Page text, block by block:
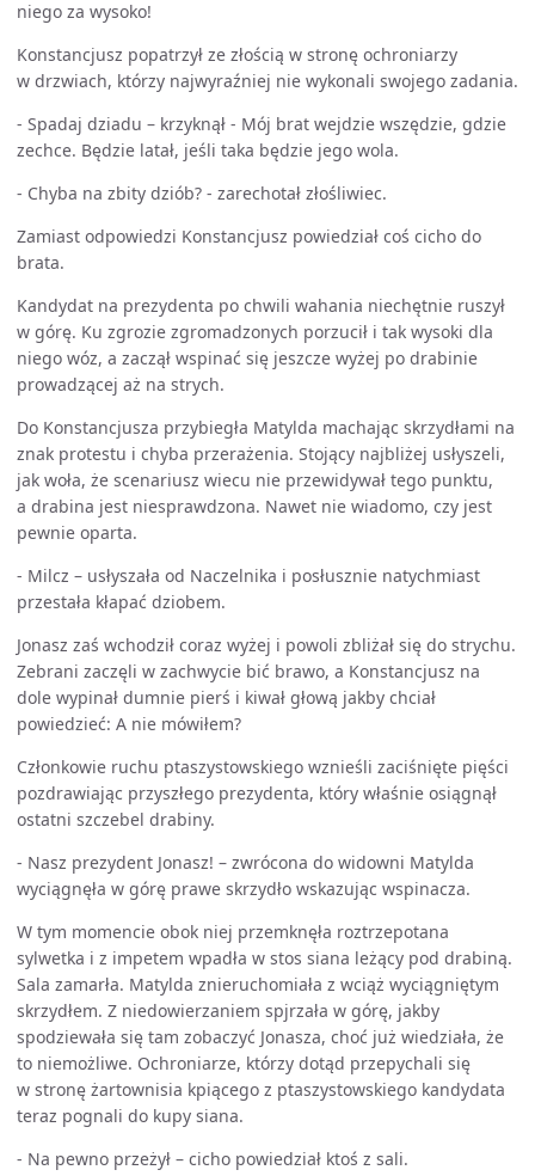
niego za wysoko!
Konstancjusz popatrzył ze złością w stronę ochroniarzy
w drzwiach, którzy najwyraźniej nie wykonali swojego zadania.
- Spadaj dziadu – krzyknął - Mój brat wejdzie wszędzie, gdzie
zechce. Będzie latał, jeśli taka będzie jego wola.
- Chyba na zbity dziób? - zarechotał złośliwiec.
Zamiast odpowiedzi Konstancjusz powiedział coś cicho do
brata.
Kandydat na prezydenta po chwili wahania niechętnie ruszył
w górę. Ku zgrozie zgromadzonych porzucił i tak wysoki dla
niego wóz, a zaczął wspinać się jeszcze wyżej po drabinie
prowadzącej aż na strych.
Do Konstancjusza przybiegła Matylda machając skrzydłami na
znak protestu i chyba przerażenia. Stojący najbliżej usłyszeli,
jak woła, że scenariusz wiecu nie przewidywał tego punktu,
a drabina jest niesprawdzona. Nawet nie wiadomo, czy jest
pewnie oparta.
- Milcz – usłyszała od Naczelnika i posłusznie natychmiast
przestała kłapać dziobem.
Jonasz zaś wchodził coraz wyżej i powoli zbliżał się do strychu.
Zebrani zaczęli w zachwycie bić brawo, a Konstancjusz na
dole wypinał dumnie pierś i kiwał głową jakby chciał
powiedzieć: A nie mówiłem?
Członkowie ruchu ptaszystowskiego wznieśli zaciśnięte pięści
pozdrawiając przyszłego prezydenta, który właśnie osiągnął
ostatni szczebel drabiny.
- Nasz prezydent Jonasz! – zwrócona do widowni Matylda
wyciągnęła w górę prawe skrzydło wskazując wspinacza.
W tym momencie obok niej przemknęła roztrzepotana
sylwetka i z impetem wpadła w stos siana leżący pod drabiną.
Sala zamarła. Matylda znieruchomiała z wciąż wyciągniętym
skrzydłem. Z niedowierzaniem spjrzała w górę, jakby
spodziewała się tam zobaczyć Jonasza, choć już wiedziała, że
to niemożliwe. Ochroniarze, którzy dotąd przepychali się
w stronę żartownisia kpiącego z ptaszystowskiego kandydata
teraz pognali do kupy siana.
- Na pewno przeżył – cicho powiedział ktoś z sali.